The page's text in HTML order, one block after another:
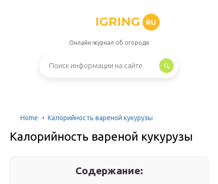
IGRING RU
Онлайн-журнал об огороде
Home Калорийность вареной кукурузы
Калорийность вареной кукурузы
Содержание: